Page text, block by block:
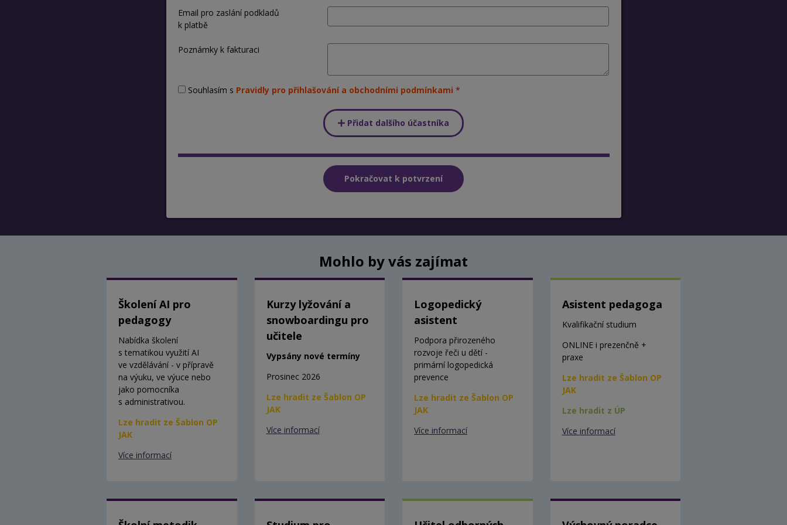
Email pro zaslání podkladů
k platbě
Poznámky k fakturaci
Souhlasím s Pravidly pro přihlašování a obchodními podmínkami
Přidat dalšího účastníka
Mohlo by vás zajímat
Školení AI pro
pedagogy
Nabídka školení
s tematikou využití AI
ve vzdělávání - v přípravě
na výuku, ve výuce nebo
jako pomocníka
s administrativou.
Lze hradit ze Šablon OP
JAK
Více informací
Kurzy lyžování a
snowboardingu pro
učitele
Vypsány nové termíny
Prosinec 2026
Lze hradit ze Šablon OP
JAK
Více informací
Logopedický
asistent
Podpora přirozeného
rozvoje řeči u dětí -
primární logopedická
prevence
Lze hradit ze Šablon OP
JAK
Více informací
Asistent pedagoga
Kvalifikační studium
ONLINE i prezenčně +
praxe
Lze hradit ze Šablon OP
JAK
Lze hradit z ÚP
Více informací